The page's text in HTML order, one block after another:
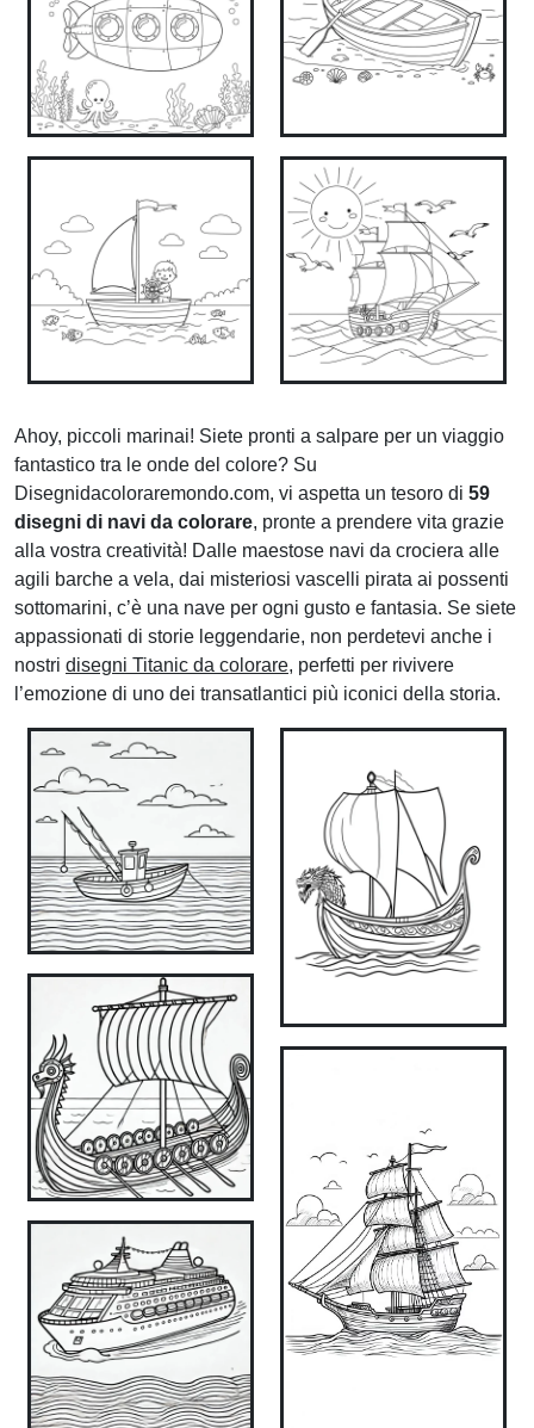
Ahoy, piccoli marinai! Siete pronti a salpare per un viaggio
fantastico tra le onde del colore? Su
Disegnidacoloraremondo.com, vi aspetta un tesoro di 59
disegni di navi da colorare, pronte a prendere vita grazie
alla vostra creatività! Dalle maestose navi da crociera alle
agili barche a vela, dai misteriosi vascelli pirata ai possenti
sottomarini, c’è una nave per ogni gusto e fantasia. Se siete
appassionati di storie leggendarie, non perdetevi anche i
nostri disegni Titanic da colorare, perfetti per rivivere
l’emozione di uno dei transatlantici più iconici della storia.